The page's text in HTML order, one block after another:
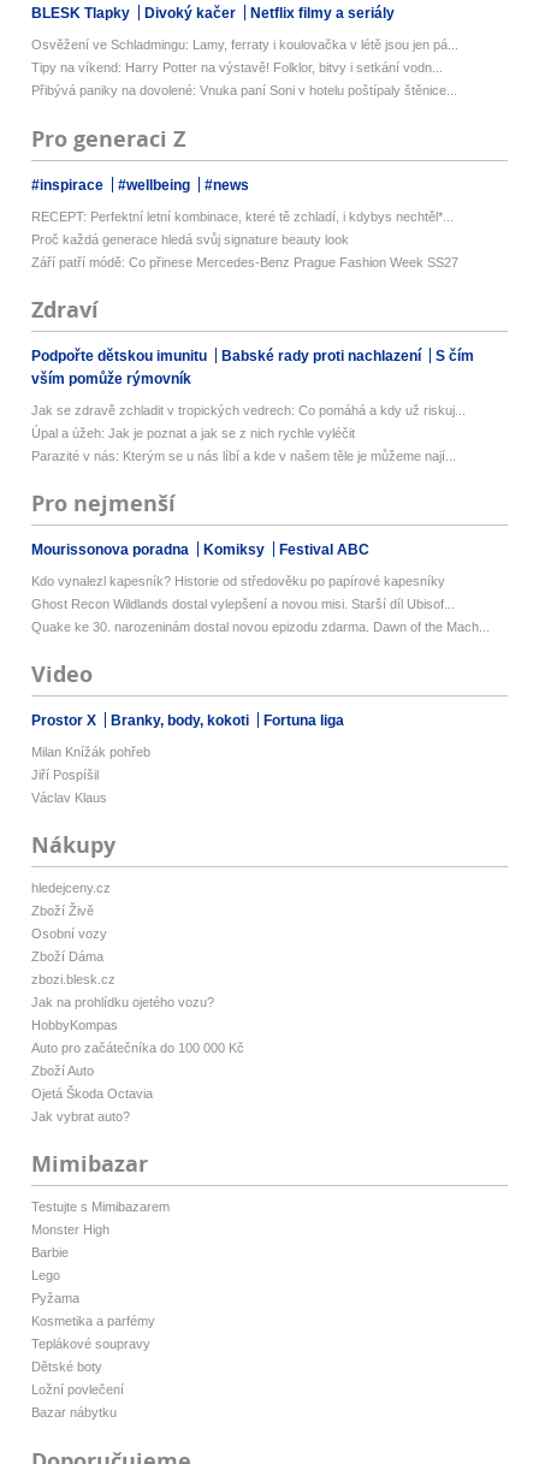
BLESK Tlapky Divoký kačer Netflix filmy a seriály
Osvěžení ve Schladmingu: Lamy, ferraty i koulovačka v létě jsou jen pá...
Tipy na víkend: Harry Potter na výstavě! Folklor, bitvy i setkání vodn...
Přibývá paniky na dovolené: Vnuka paní Soni v hotelu poštípaly štěnice...
Pro generaci Z
#inspirace #wellbeing #news
RECEPT: Perfektní letní kombinace, které tě zchladí, i kdybys nechtěl*...
Proč každá generace hledá svůj signature beauty look
Září patří módě: Co přinese Mercedes-Benz Prague Fashion Week SS27
Zdraví
Podpořte dětskou imunitu Babské rady proti nachlazení
S čím
vším pomůže rýmovník
Jak se zdravě zchladit v tropických vedrech: Co pomáhá a kdy už riskuj...
Úpal a úžeh: Jak je poznat a jak se z nich rychle vyléčit
Parazité v nás: Kterým se u nás líbí a kde v našem těle je můžeme nají...
Pro nejmenší
Mourissonova poradna Komiksy Festival ABC
Kdo vynalezl kapesník? Historie od středověku po papírové kapesníky
Ghost Recon Wildlands dostal vylepšení a novou misi. Starší díl Ubisof...
Quake ke 30. narozeninám dostal novou epizodu zdarma. Dawn of the Mach...
Video
Prostor X Branky, body, kokoti Fortuna liga
Milan Knížák pohřeb
Jiří Pospíšil
Václav Klaus
Nákupy
hledejceny.cz
Zboží Živě
Osobní vozy
Zboží Dáma
zbozi.blesk.cz
Jak na prohlídku ojetého vozu?
HobbyKompas
Auto pro začátečníka do 100 000 Kč
Zboží Auto
Ojetá Škoda Octavia
Jak vybrat auto?
Mimibazar
Testujte s Mimibazarem
Monster High
Barbie
Lego
Pyžama
Kosmetika a parfémy
Teplákové soupravy
Dětské boty
Ložní povlečení
Bazar nábytku